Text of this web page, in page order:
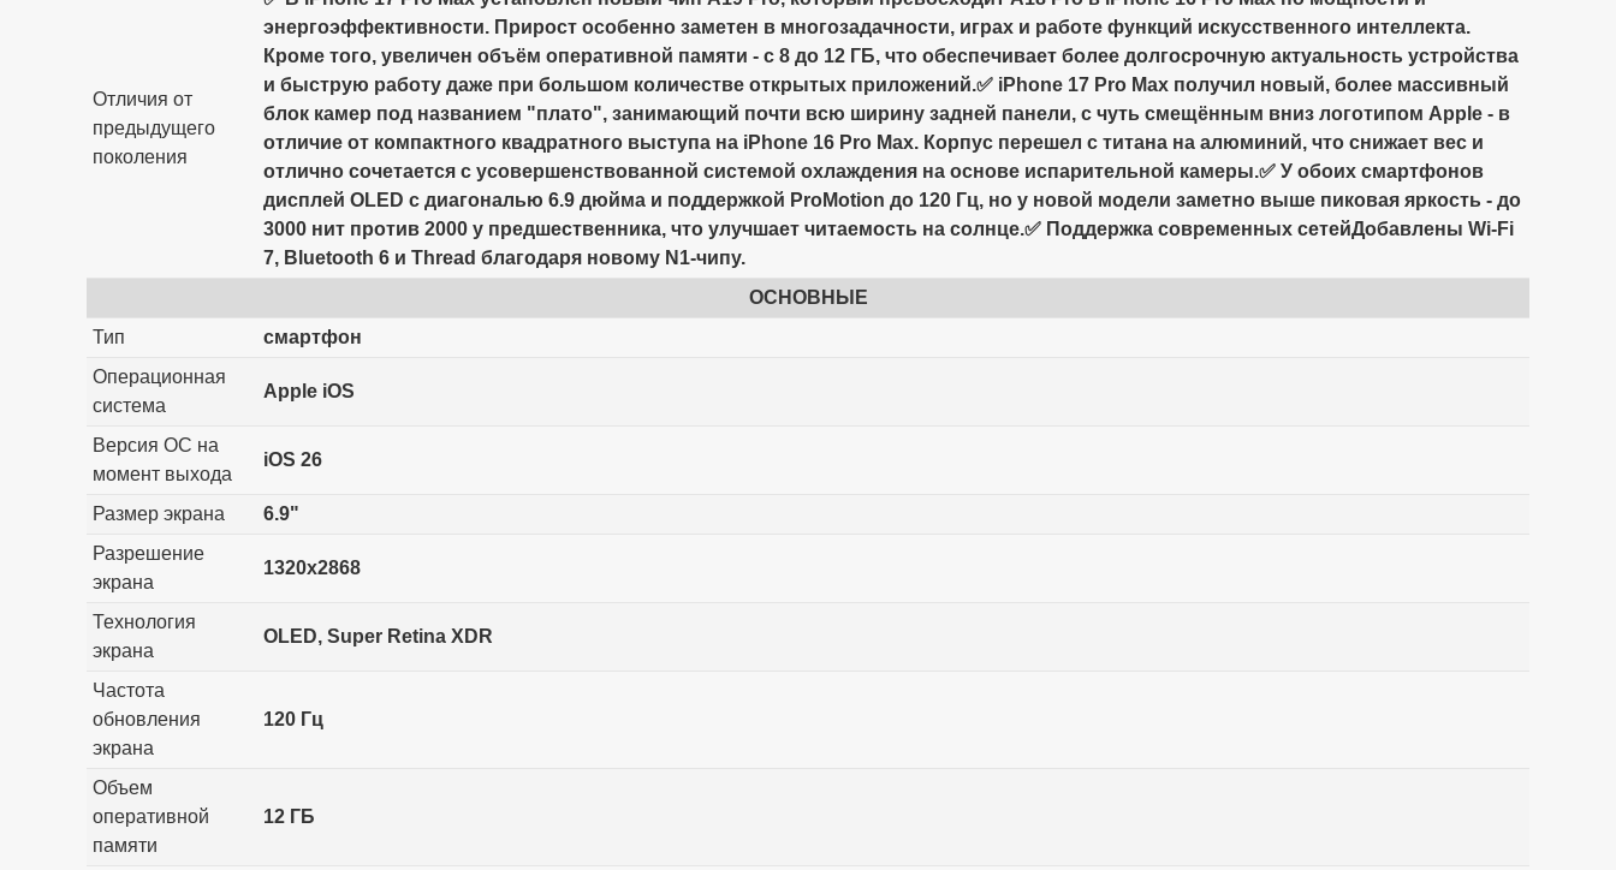
Отличия от
предыдущего
поколения
энергоэффективности. Прирост особенно заметен в многозадачности, играх и работе функций искусственного интеллекта.
Кроме того, увеличен объём оперативной памяти - с 8 до 12 ГБ, что обеспечивает более долгосрочную актуальность устройства
и быструю работу даже при большом количестве открытых приложений.✅ iPhone 17 Pro Max получил новый, более массивный
блок камер под названием "плато", занимающий почти всю ширину задней панели, с чуть смещённым вниз логотипом Apple - в
отличие от компактного квадратного выступа на iPhone 16 Pro Max. Корпус перешел с титана на алюминий, что снижает вес и
отлично сочетается с усовершенствованной системой охлаждения на основе испарительной камеры.✅ У обоих смартфонов
дисплей OLED с диагональю 6.9 дюйма и поддержкой ProMotion до 120 Гц, но у новой модели заметно выше пиковая яркость - до
3000 нит против 2000 у предшественника, что улучшает читаемость на солнце.✅ Поддержка современных сетейДобавлены Wi-Fi
7, Bluetooth 6 и Thread благодаря новому N1-чипу.
ОСНОВНЫЕ
Тип
смартфон
Операционная
система
Apple iOS
Версия ОС на
момент выхода
iOS 26
Размер экрана
6.9"
Разрешение
экрана
1320x2868
Технология
экрана
OLED, Super Retina XDR
Частота
обновления
экрана
120 Гц
Объем
оперативной
памяти
12 ГБ